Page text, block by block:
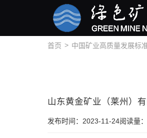
首页 > 中国矿业高质量发展标
山东黄金矿业（莱州）
发布时间：2023-11-24阅读量